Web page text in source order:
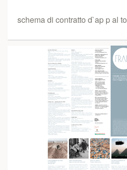
schema di contratto d`ap p al to